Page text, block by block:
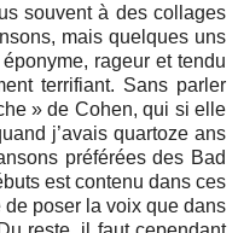
souvent à des collages
mais quelques uns
rageur et tendu
terrifiant. Sans parler
» de Cohen, qui si elle
j’avais quartoze ans
préférées des Bad
est contenu dans ces
poser la voix que dans